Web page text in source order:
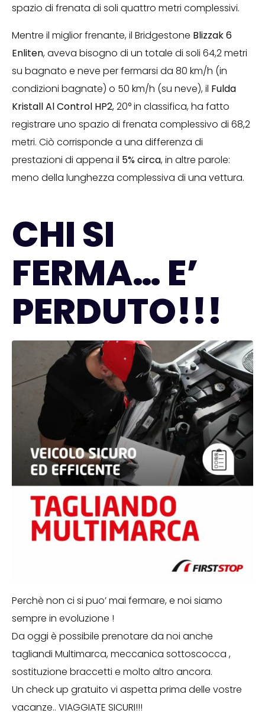
spazio di frenata di soli quattro metri complessivi.
Mentre il miglior frenante, il Bridgestone Blizzak 6
Enliten, aveva bisogno di un totale di soli 64,2 metri
su bagnato e neve per fermarsi da 80 km/h (in
condizioni bagnate) o 50 km/h (su neve), il Fulda
Kristall Al Control HP2, 20° in classifica, ha fatto
registrare uno spazio di frenata complessivo di 68,2
metri. Ciò corrisponde a una differenza di
prestazioni di appena il 5% circa, in altre parole:
meno della lunghezza complessiva di una vettura.
CHI SI
FERMA… E’
PERDUTO!!!
Perchè non ci si puo’ mai fermare, e noi siamo
sempre in evoluzione !
Da oggi è possibile prenotare da noi anche
tagliandi Multimarca, meccanica sottoscocca ,
sostituzione braccetti e molto altro ancora.
Un check up gratuito vi aspetta prima delle vostre
vacanze.. VIAGGIATE SICURI!!!